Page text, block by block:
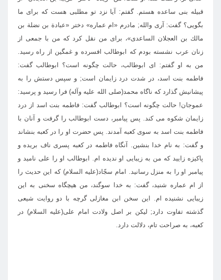
قبيله بنى ساعده هستم. گفتم: آيا نزد تو مطلبى هست كه براى ما
بگويى؟ گفت: آرى والله; مادرم «ام عماره» دختر «عبادة بن نضلة بن
مالك بن العجلان الساعدى»، براى من نقل كرد كه من با جمعى از
زنان عرب نشسته بودم كه ابوطالب افسرده و غمگين از راه رسيد.
من به او گفتم: اى ابوطالب، حالت چگونه است؟ ابوطالب گفت:
فاطمه بنت اسد، در شدت درد زايمان است; و سپس دستش را به
پيشانيش گذارد كه ناگاه محمد(صلى الله عليه وآله) فرا رسيد و پرسيد:
عموجان! حالت چگونه است؟ ابوطالب گفت: فاطمه بنت اسد از درد
زايمان شكوه مى كند. پس پيامبر، دست ابوطالب را گرفت و آنان با
فاطمه بنت اسد به سوى كعبه آمدند. پس حضرت او را در كعبه بنشاند
و گفت: به نام خدا بنشين. آنگاه فاطمه در كعبه پسرى ناف بريده و
پاكيزه زاييد كه من به زيبايى او نديده ام. ابوطالب او را على ناميد و
پيامبر او را به منزل رسانيد. امام سجّاد(عليه السلام) كه اين حديث را
از ام عماره شنيد، گفت: به خدا سوگند، من هيچگاه سخنى به اين
زيبايى نشنيده ام. اين سخن ابن مغازلى گرچه با دو روايت شيعى
گذشته تفاوت دارد; ليكن بر اصل ولادت امام على(عليه السلام) در
كعبه، به صراحت تام، دلالت دارد.